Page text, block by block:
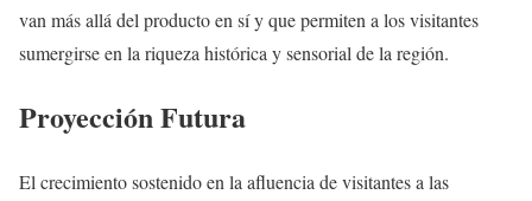
van más allá del producto en sí y que permiten a los visitantes
sumergirse en la riqueza histórica y sensorial de la región.
Proyección Futura
El crecimiento sostenido en la afluencia de visitantes a las